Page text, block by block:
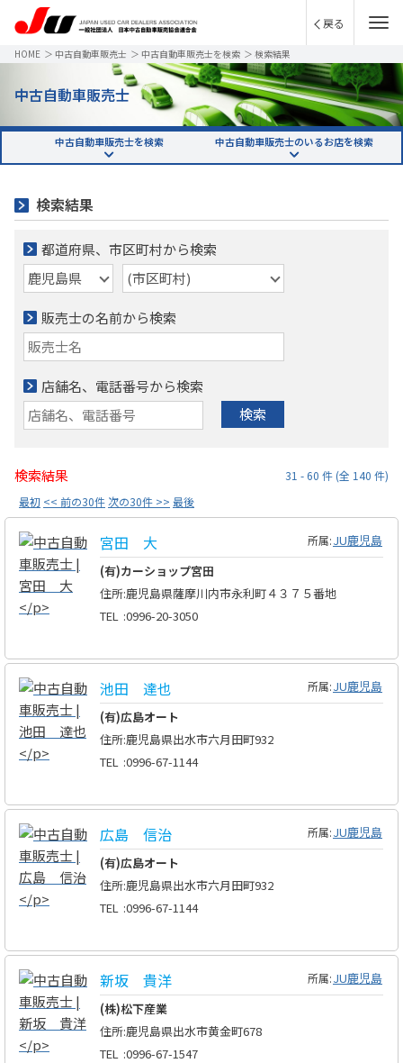
戻る
HOME ＞ 中古自動車販売士 ＞ 中古自動車販売士を検索 ＞ 検索結果
中古自動車販売士
中古自動車販売士を検索 中古自動車販売士のいるお店を検索
検索結果
都道府県、市区町村から検索
販売士の名前から検索
店舗名、電話番号から検索
検索
検索結果
31 - 60 件 (全 140 件)
最初 << 前の30件次の30件 >> 最後
宮田 大 所属:JU鹿児島
(有)カーショップ宮田
住所:鹿児島県薩摩川内市永利町４３７５番地
TEL :0996-20-3050
池田 達也 所属:JU鹿児島
(有)広島オート
住所:鹿児島県出水市六月田町932
TEL :0996-67-1144
広島 信治 所属:JU鹿児島
(有)広島オート
住所:鹿児島県出水市六月田町932
TEL :0996-67-1144
新坂 貴洋 所属:JU鹿児島
(株)松下産業
住所:鹿児島県出水市黄金町678
TEL :0996-67-1547